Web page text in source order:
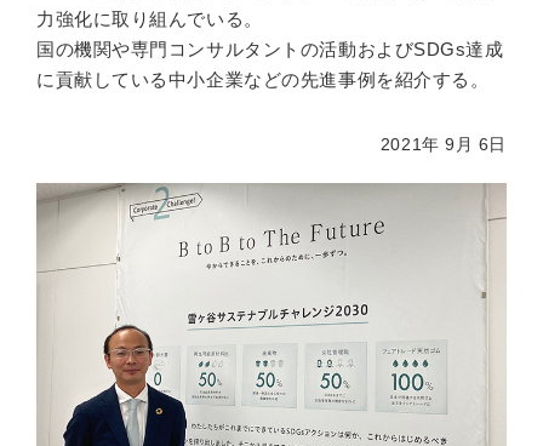
力強化に取り組んでいる。
国の機関や専門コンサルタントの活動およびSDGs達成
に貢献している中小企業などの先進事例を紹介する。
2021年 9月 6日